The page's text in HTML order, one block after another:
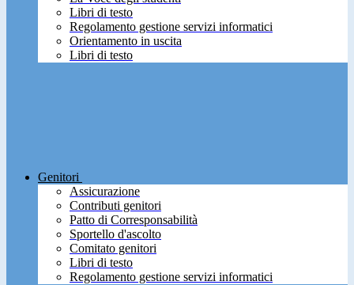
Libri di testo
Regolamento gestione servizi informatici
Orientamento in uscita
Libri di testo
Genitori
Assicurazione
Contributi genitori
Patto di Corresponsabilità
Sportello d'ascolto
Comitato genitori
Libri di testo
Regolamento gestione servizi informatici